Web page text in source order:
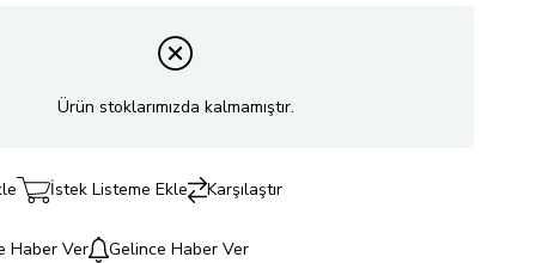
Ürün stoklarımızda kalmamıştır.
İstek Listeme Ekle Karşılaştır
Haber Ver Gelince Haber Ver